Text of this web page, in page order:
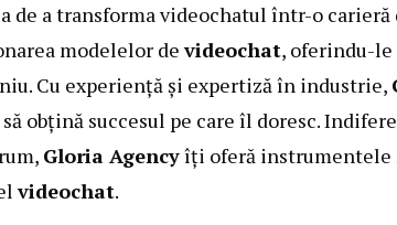
de a transforma videochatul într-o carieră
modelelor devideochat, oferindu-le
Cu experiență și expertiză în industrie,
obțină succesul pe care îl doresc.
Gloria Agencyîți oferă instrumentele
videochat.